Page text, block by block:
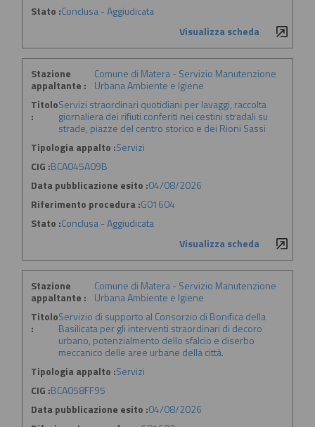
Stato :Conclusa - Aggiudicata
Visualizza scheda
Stazione
appaltante :
Comune di Matera - Servizio Manutenzione
Urbana Ambiente e Igiene
Titolo
:
Servizi straordinari quotidiani per lavaggi, raccolta
giornaliera dei rifiuti conferiti nei cestini stradali su
strade, piazze del centro storico e dei Rioni Sassi
Tipologia appalto :Servizi
CIG :BCA045A09B
Data pubblicazione esito :04/08/2026
Riferimento procedura :G01604
Stato :Conclusa - Aggiudicata
Visualizza scheda
Stazione
appaltante :
Comune di Matera - Servizio Manutenzione
Urbana Ambiente e Igiene
Titolo
:
Servizio di supporto al Consorzio di Bonifica della
Basilicata per gli interventi straordinari di decoro
urbano, potenzialmento dello sfalcio e diserbo
meccanico delle aree urbane della città.
Tipologia appalto :Servizi
CIG :BCA058FF95
Data pubblicazione esito :04/08/2026